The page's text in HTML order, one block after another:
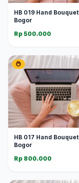
HB 019 Hand Bouquet
Bogor
Rp 500.000
HB 017 Hand Bouquet
Bogor
Rp 800.000